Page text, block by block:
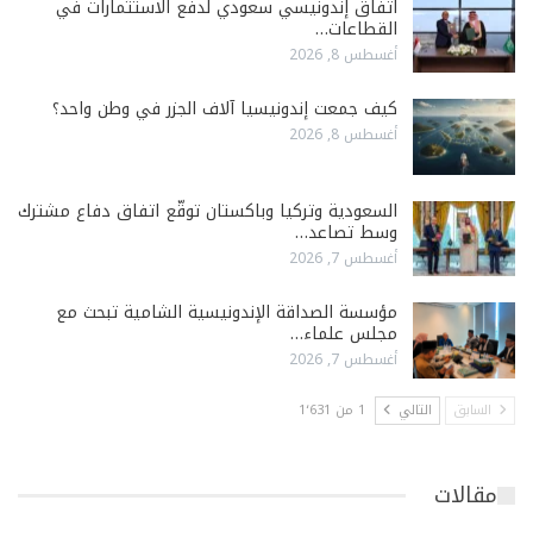
اتفاق إندونيسي سعودي لدفع الاستثمارات في
القطاعات…
أغسطس 8, 2026
كيف جمعت إندونيسيا آلاف الجزر في وطن واحد؟
أغسطس 8, 2026
السعودية وتركيا وباكستان توقّع اتفاق دفاع مشترك
وسط تصاعد…
أغسطس 7, 2026
مؤسسة الصداقة الإندونيسية الشامية تبحث مع
مجلس علماء…
أغسطس 7, 2026
السابق التالي 1 من 1٬631
مقالات